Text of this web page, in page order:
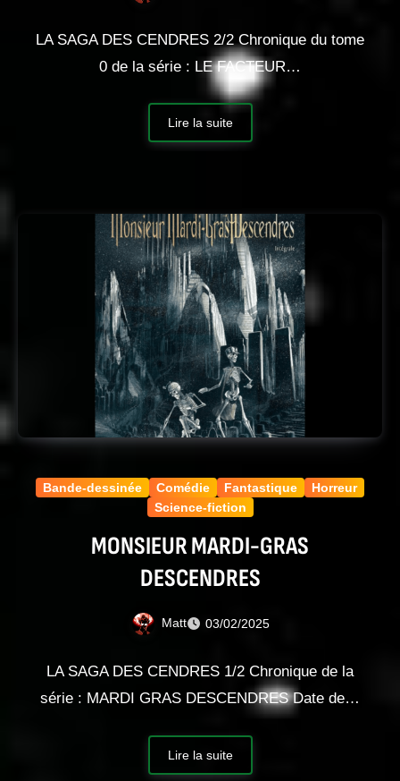
LA SAGA DES CENDRES 2/2 Chronique du tome
0 de la série : LE FACTEUR…
Lire la suite
Bande-dessinée Comédie Fantastique
Horreur
Science-fiction
MONSIEUR MARDI-GRAS
DESCENDRES
Matt 03/02/2025
LA SAGA DES CENDRES 1/2 Chronique de la
série : MARDI GRAS DESCENDRES Date de…
Lire la suite